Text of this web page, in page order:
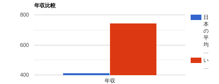
年収比較
日
本
の
平
均
い
年収
400
600
800